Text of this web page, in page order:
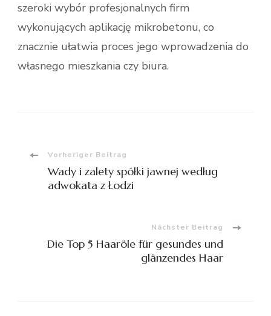
szeroki wybór profesjonalnych firm
wykonujących aplikację mikrobetonu, co
znacznie ułatwia proces jego wprowadzenia do
własnego mieszkania czy biura.
Beitragsnavigation
Vorheriger Beitrag
Wady i zalety spółki jawnej według
adwokata z Łodzi
Nächster Beitrag
Die Top 5 Haaröle für gesundes und
glänzendes Haar